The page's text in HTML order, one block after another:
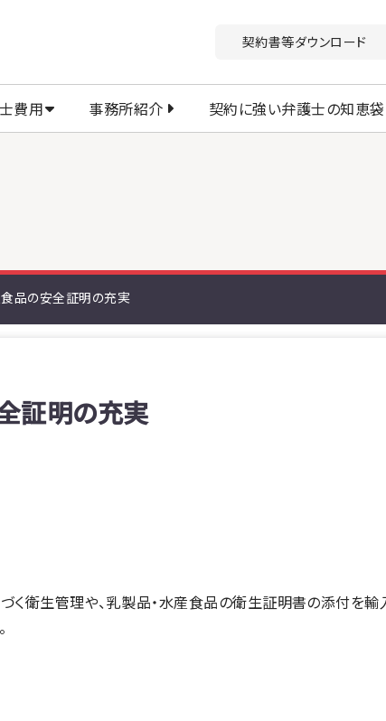
契約書等ダウンロード
費用 事務所紹介 契約に強い弁護士の知恵袋
食品の安全証明の充実
証明の充実
衛生管理や、乳製品・水産食品の衛生証明書の添付を輸